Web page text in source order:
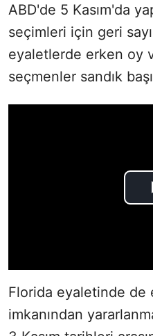
ABD'de 5 Kasım'da
seçimleri için geri
eyaletlerde erken oy
seçmenler sandık
Florida eyaletinde de
imkanından